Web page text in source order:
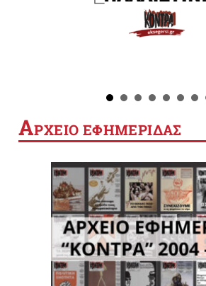
ΑΡΧΕΙΟ ΕΦΗΜΕΡΙΔΑΣ